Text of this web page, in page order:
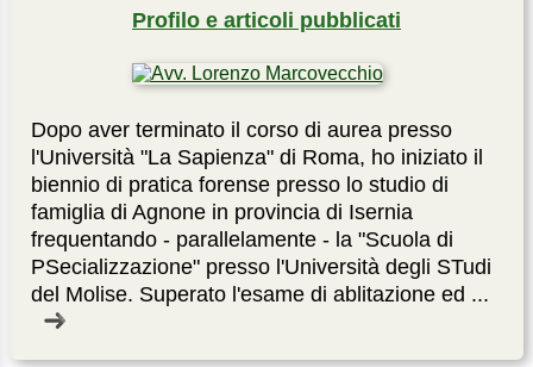
Profilo e articoli pubblicati
Dopo aver terminato il corso di aurea presso
l'Università "La Sapienza" di Roma, ho iniziato il
biennio di pratica forense presso lo studio di
famiglia di Agnone in provincia di Isernia
frequentando - parallelamente - la "Scuola di
PSecializzazione" presso l'Università degli STudi
del Molise. Superato l'esame di ablitazione ed ...